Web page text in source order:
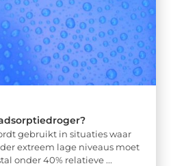
gebruikt in situaties waar
extreem lage niveaus moet
onder 40% relatieve ...